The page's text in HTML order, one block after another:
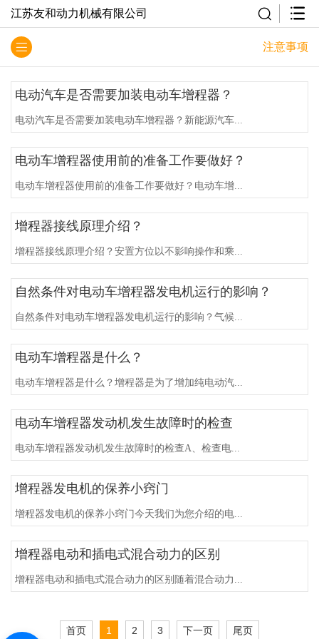
江苏友和动力机械有限公司
注意事项
电动汽车是否需要加装电动车增程器？
电动汽车是否需要加装电动车增程器？新能源汽车...
电动车增程器使用前的准备工作要做好？
电动车增程器使用前的准备工作要做好？电动车增...
增程器接线原理介绍？
增程器接线原理介绍？安置方位以不影响操作和乘...
自然条件对电动车增程器发电机运行的影响？
自然条件对电动车增程器发电机运行的影响？气候...
电动车增程器是什么？
电动车增程器是什么？增程器是为了增加纯电动汽...
电动车增程器发动机发生故障时的检查
电动车增程器发动机发生故障时的检查A、检查电...
增程器发电机的保养小窍门
增程器发电机的保养小窍门今天我们为您介绍的电...
增程器电动和插电式混合动力的区别
增程器电动和插电式混合动力的区别随着混合动力...
首页 1 2 3 下一页 尾页